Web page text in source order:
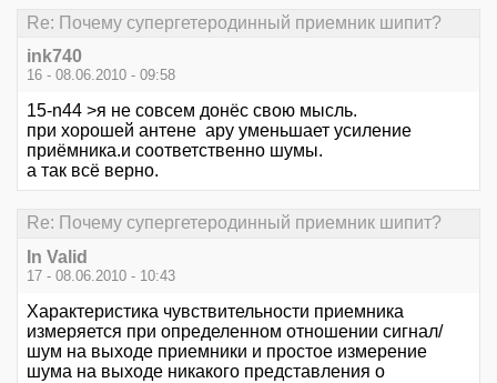
Re: Почему супергетеродинный приемник шипит?
ink740
16 - 08.06.2010 - 09:58
15-n44 >я не совсем донёс свою мысль.
при хорошей антене ару уменьшает усиление
приёмника.и соответственно шумы.
а так всё верно.
Re: Почему супергетеродинный приемник шипит?
In Valid
17 - 08.06.2010 - 10:43
Характеристика чувствительности приемника
измеряется при определенном отношении сигнал/
шум на выходе приемники и простое измерение
шума на выходе никакого представления о